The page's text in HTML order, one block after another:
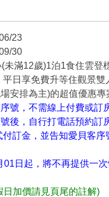
23
30
未滿12歲)1泊1食住雲登
日享免費升等住觀景雙
安排為主)的超值優惠專
號，不需線上付費或訂
後，自行打電話預約訂
訂金，並告知愛貝客序
01日起，將不再提供一
日加價請見頁尾的註解)